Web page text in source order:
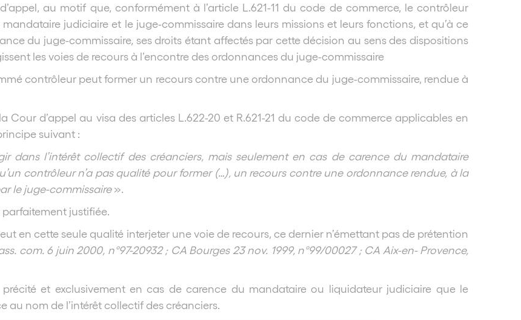
au motif que, conformément à l’article L.621-11 du code de commerce, le contrôleur
judiciaire et le juge-commissaire dans leurs missions et leurs fonctions, et qu’à ce
du juge-commissaire, ses droits étant affectés par cette décision au sens des dispositions
les voies de recours à l’encontre des ordonnances du juge-commissaire
contrôleur peut former un recours contre une ordonnance du juge-commissaire, rendue à
Cour d’appel au visa des articles L.622-20 et R.621-21 du code de commerce applicables en
suivant :
dans l’intérêt collectif des créanciers, mais seulement en cas de carence du mandataire
contrôleur n’a pas qualité pour former (…), un recours contre une ordonnance rendue, à la
le juge-commissaire».
justifiée.
en cette seule qualité interjeter une voie de recours, ce dernier n’émettant pas de prétention
com. 6 juin 2000, n°97-20932 ; CA Bourges 23 nov. 1999, n°99/00027 ; CA Aix-en- Provence,
précité et exclusivement en cas de carence du mandataire ou liquidateur judiciaire que le
nom de l’intérêt collectif des créanciers.